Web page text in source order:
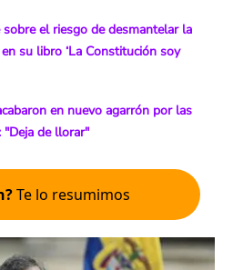
el riesgo de desmantelar la
su libro ‘La Constitución soy
en nuevo agarrón por las
"Deja de llorar"
Te lo resumimos